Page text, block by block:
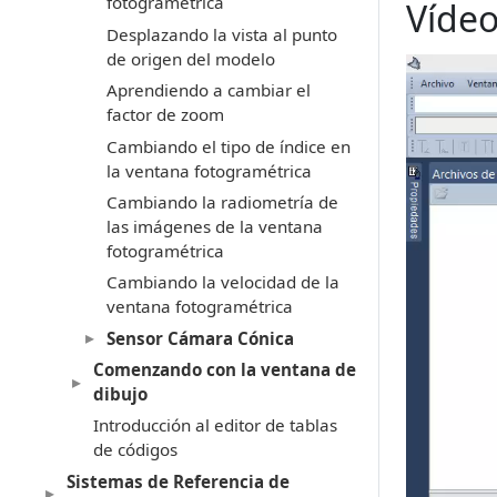
Desplazando la vista al punto
de origen del modelo
Aprendiendo a cambiar el
factor de zoom
Cambiando el tipo de índice en
la ventana fotogramétrica
Cambiando la radiometría de
las imágenes de la ventana
fotogramétrica
Cambiando la velocidad de la
ventana fotogramétrica
Sensor Cámara Cónica
Comenzando con la ventana de
dibujo
Introducción al editor de tablas
de códigos
Sistemas de Referencia de